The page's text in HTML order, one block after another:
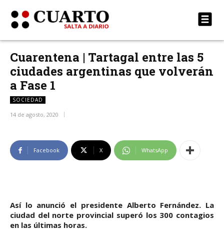
Cuarentena | Tartagal entre las 5
ciudades argentinas que volverán
a Fase 1
SOCIEDAD
14 de agosto, 2020
Facebook X WhatsApp
Así lo anunció el presidente Alberto Fernández. La
ciudad del norte provincial superó los 300 contagios
en las últimas horas.